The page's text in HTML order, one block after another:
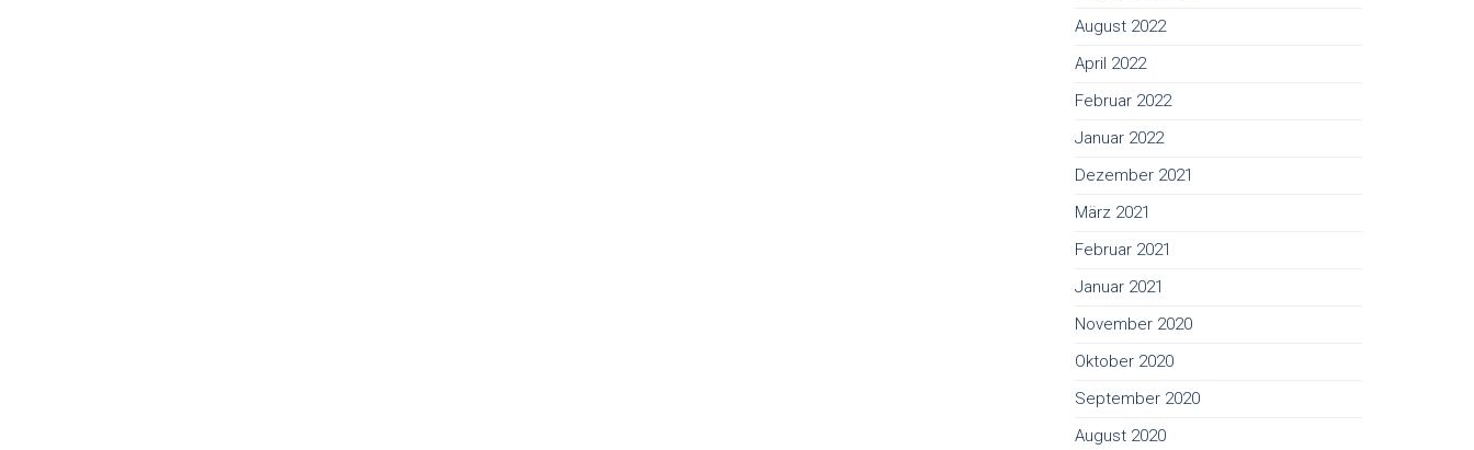
August 2022
April 2022
Februar 2022
Januar 2022
Dezember 2021
März 2021
Februar 2021
Januar 2021
November 2020
Oktober 2020
September 2020
August 2020